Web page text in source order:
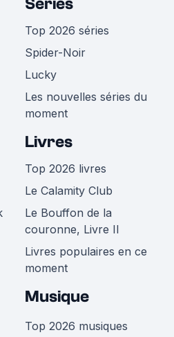
Top 2026 séries
Spider-Noir
Lucky
Les nouvelles séries du
moment
Livres
Top 2026 livres
Le Calamity Club
Le Bouffon de la
couronne, Livre II
Livres populaires en ce
moment
Musique
Top 2026 musiques